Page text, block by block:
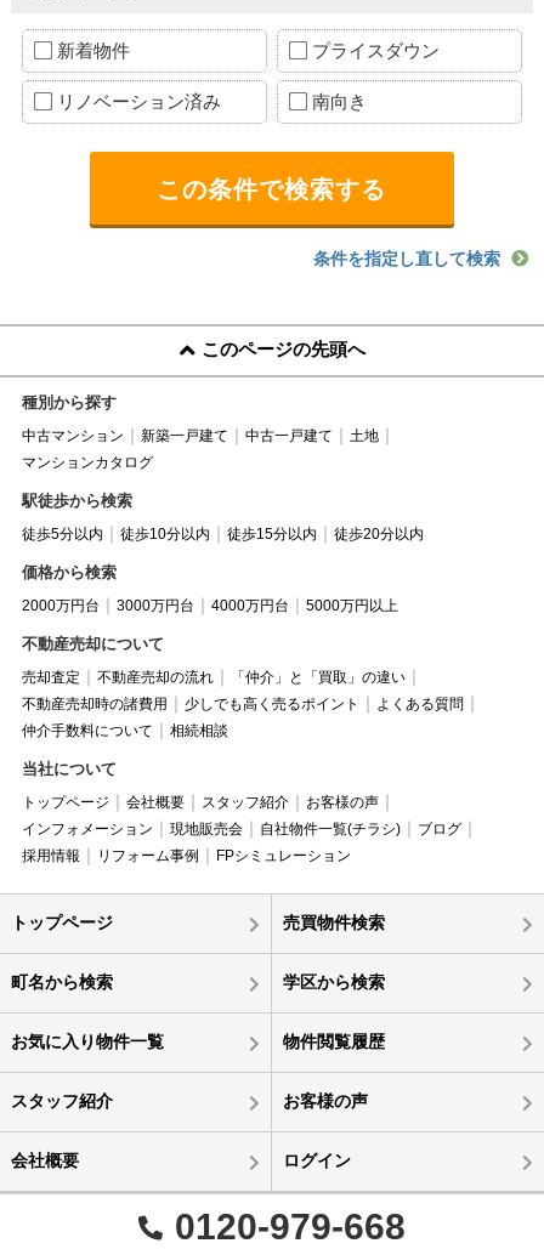
新着物件 プライスダウン
リノベーション済み 南向き
条件を指定し直して検索
このページの先頭へ
種別から探す
中古マンション 新築一戸建て 中古一戸建て
土地
マンションカタログ
駅徒歩から検索
徒歩5分以内 徒歩10分以内 徒歩15分以内 徒歩20分以内
価格から検索
2000万円台 3000万円台 4000万円台 5000万円以上
不動産売却について
売却査定 不動産売却の流れ
「仲介」と「買取」の違い
不動産売却時の諸費用
少しでも高く売るポイント
よくある質問
仲介手数料について
相続相談
当社について
トップページ 会社概要 スタッフ紹介
お客様の声
インフォメーション
現地販売会 自社物件一覧(チラシ)
ブログ
採用情報
リフォーム事例 FPシミュレーション
トップページ 売買物件検索
町名から検索 学区から検索
お気に入り物件一覧 物件閲覧履歴
スタッフ紹介 お客様の声
会社概要 ログイン
0120-979-668